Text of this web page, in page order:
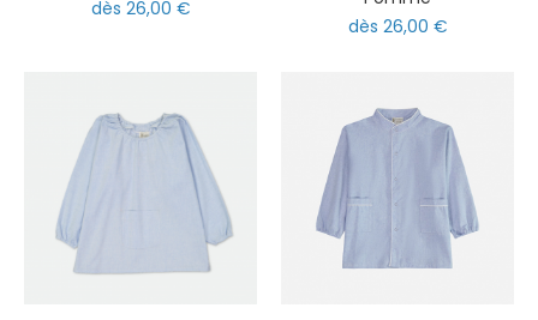
dès 26,00 €
dès 26,00 €